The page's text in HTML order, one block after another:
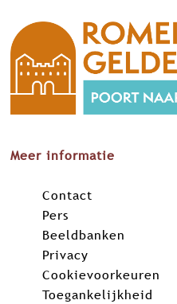
i
n
a
a
g
n
a
g
n
a
i
k
d
I
n
g
i
n
a
o
h
A
p
Meer informatie
Contact
Pers
Beeldbanken
Privacy
Cookievoorkeuren
Toegankelijkheid